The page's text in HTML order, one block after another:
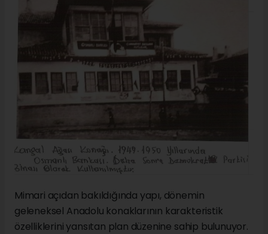
Mimari açıdan bakıldığında yapı, dönemin
geleneksel Anadolu konaklarının karakteristik
özelliklerini yansıtan plan düzenine sahip bulunuyor.